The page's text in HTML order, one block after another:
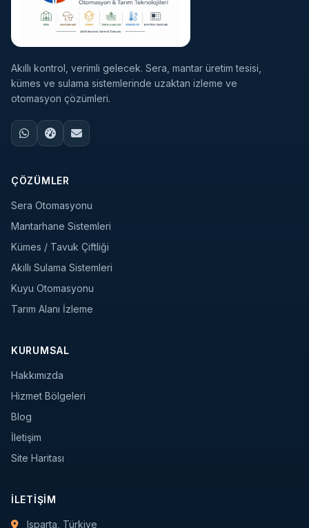
Akıllı kontrol, verimli gelecek. Sera, mantar üretim tesisi,
kümes ve sulama sistemlerinde uzaktan izleme ve
otomasyon çözümleri.
ÇÖZÜMLER
Sera Otomasyonu
Mantarhane Sistemleri
Kümes / Tavuk Çiftliği
Akıllı Sulama Sistemleri
Kuyu Otomasyonu
Tarım Alanı İzleme
KURUMSAL
Hakkımızda
Hizmet Bölgeleri
Blog
İletişim
Site Haritası
İLETIŞIM
Isparta, Türkiye